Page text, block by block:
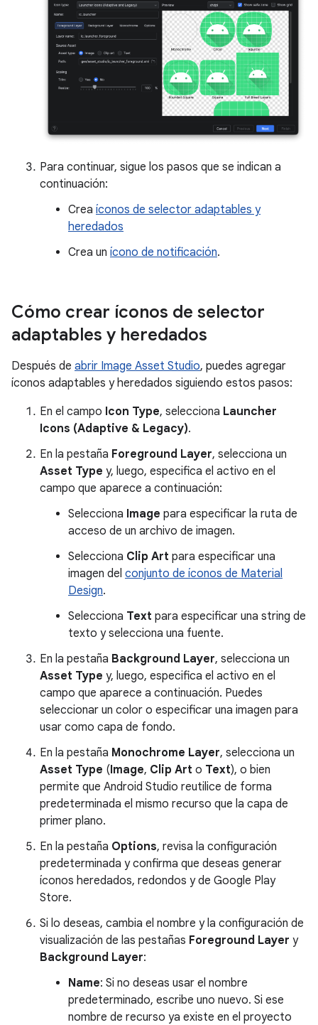
Para continuar, sigue los pasos que se indican a
continuación:
Crea íconos de selector adaptables y
heredados
Crea un ícono de notificación.
Cómo crear íconos de selector
adaptables y heredados
Después de abrir Image Asset Studio, puedes agregar
íconos adaptables y heredados siguiendo estos pasos:
En el campo Icon Type, selecciona Launcher
Icons (Adaptive & Legacy).
En la pestaña Foreground Layer, selecciona un
Asset Type y, luego, especifica el activo en el
campo que aparece a continuación:
Selecciona Image para especificar la ruta de
acceso de un archivo de imagen.
Selecciona Clip Art para especificar una
imagen del conjunto de íconos de Material
Design.
Selecciona Text para especificar una string de
texto y selecciona una fuente.
En la pestaña Background Layer, selecciona un
Asset Type y, luego, especifica el activo en el
campo que aparece a continuación. Puedes
seleccionar un color o especificar una imagen para
usar como capa de fondo.
En la pestaña Monochrome Layer, selecciona un
Asset Type (Image, Clip Art o Text), o bien
permite que Android Studio reutilice de forma
predeterminada el mismo recurso que la capa de
primer plano.
En la pestaña Options, revisa la configuración
predeterminada y confirma que deseas generar
íconos heredados, redondos y de Google Play
Store.
Si lo deseas, cambia el nombre y la configuración de
visualización de las pestañas Foreground Layer y
Background Layer:
Name: Si no deseas usar el nombre
predeterminado, escribe uno nuevo. Si ese
nombre de recurso ya existe en el proyecto